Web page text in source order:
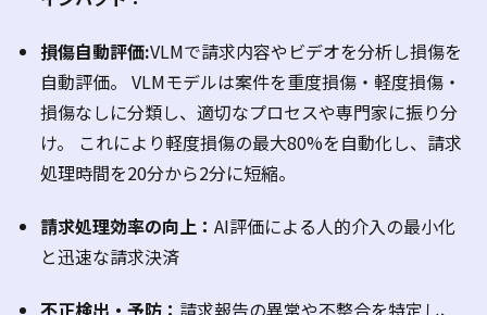
損傷自動評価:VLMで請求内容やビデオを分析し損傷を
自動評価。 VLMモデルは案件を重度損傷・軽度損傷・
損傷なしに分類し、適切なプロセスや専門家に振り分
け。
これにより軽度損傷の最大80%を自動化し、請求
処理時間を20分から2分に短縮。
請求処理効率の向上： AI評価による人的介入の最小化
と迅速な請求決済
不正検出・予防： 請求報告の異常や不整合を特定し、